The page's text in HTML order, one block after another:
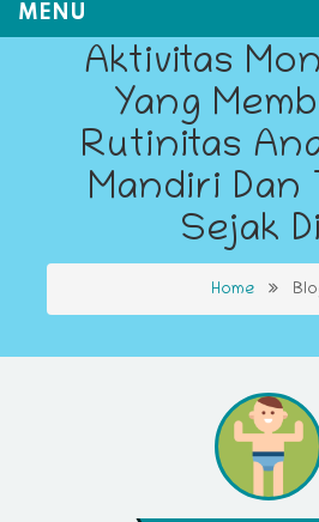
MENU
Aktivitas
Yang
Rutinitas
Mandiri Dan
Sejak
Home